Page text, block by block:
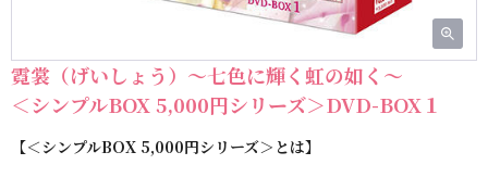
霓裳（げいしょう）～七色に輝く虹の如く～
＜シンプルBOX 5,000円シリーズ＞DVD-BOX１
【＜シンプルBOX 5,000円シリーズ＞とは】